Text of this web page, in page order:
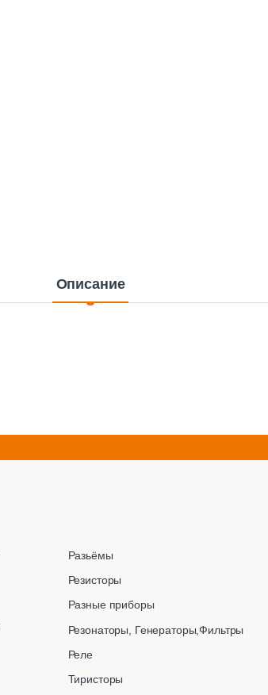
Описание
Разьёмы
Резисторы
Разные приборы
Резонаторы, Генераторы,Фильтры
Реле
Тиристоры